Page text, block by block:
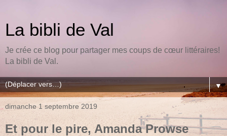
La bibli de Val
Je crée ce blog pour partager mes coups de cœur littéraires!
La bibli de Val.
▼
dimanche 1 septembre 2019
Et pour le pire, Amanda Prowse